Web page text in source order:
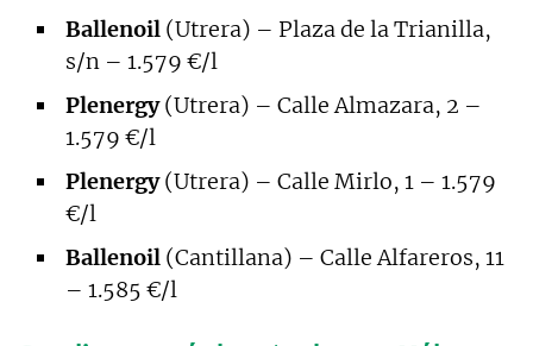
Ballenoil (Utrera) – Plaza de la Trianilla,
s/n – 1.579 €/l
Plenergy(Utrera) – Calle Almazara, 2 –
1.579 €/l
Plenergy(Utrera) – Calle Mirlo, 1 – 1.579
€/l
Ballenoil (Cantillana) – Calle Alfareros, 11
– 1.585 €/l